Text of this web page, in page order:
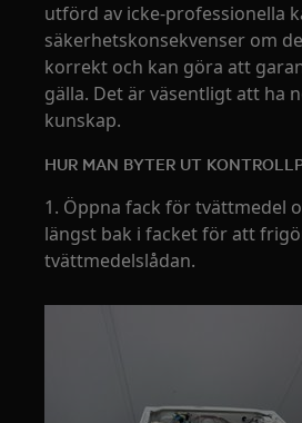
utförd av icke-professionella
säkerhetskonsekvenser om
korrekt och kan göra att
gälla. Det är väsentligt att ha
kunskap.
HUR MAN BYTER UT
1. Öppna fack för tvättmedel
längst bak i facket för att
tvättmedelslådan.